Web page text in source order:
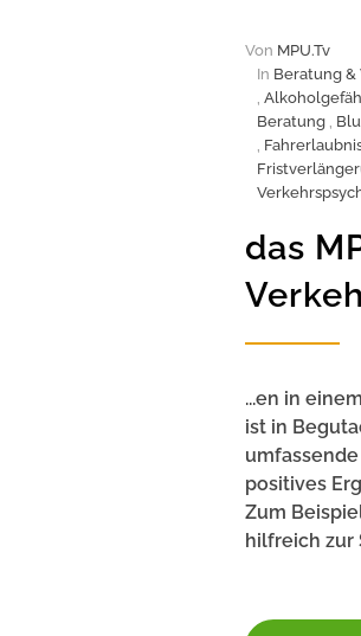
Von MPU.Tv
In Beratung &
Beratung
das
...en in
ist in
positives
Zum
hilfreich zur